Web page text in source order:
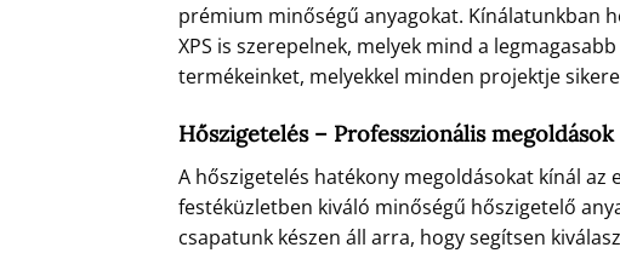
prémium minőségű anyagokat. Kínálatunkban
XPS is szerepelnek, melyek mind a
termékeinket, melyekkel minden projektje
Hőszigetelés – Professzionális megoldások
A hőszigetelés hatékony megoldásokat kínál az
festéküzletben kiváló minőségű hőszigetelő
csapatunk készen áll arra, hogy segítsen